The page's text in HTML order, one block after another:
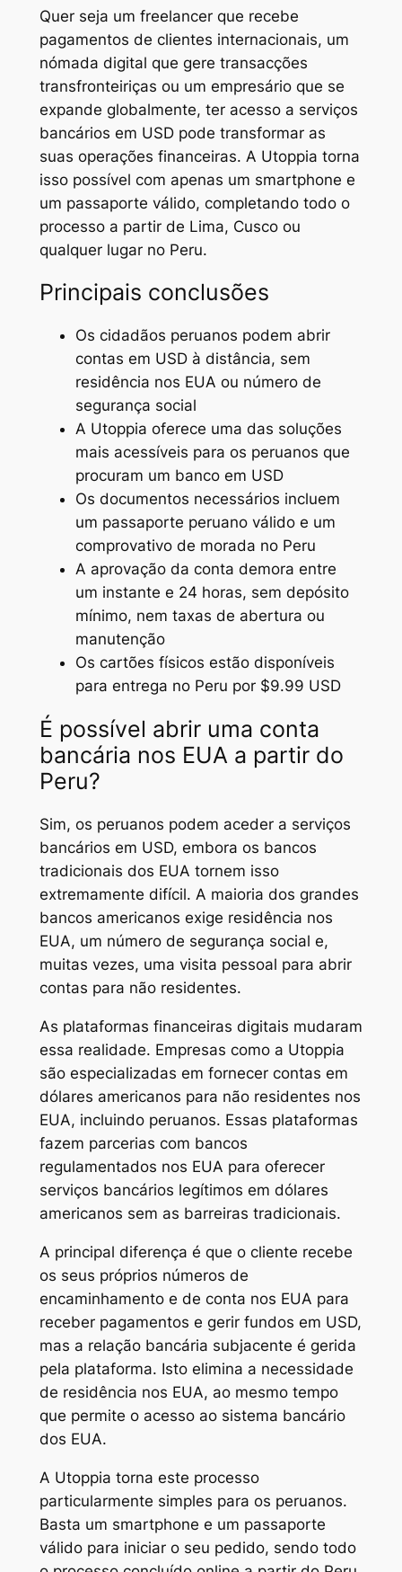
Quer seja um freelancer que recebe
pagamentos de clientes internacionais, um
nómada digital que gere transacções
transfronteiriças ou um empresário que se
expande globalmente, ter acesso a serviços
bancários em USD pode transformar as
suas operações financeiras. A Utoppia torna
isso possível com apenas um smartphone e
um passaporte válido, completando todo o
processo a partir de Lima, Cusco ou
qualquer lugar no Peru.
Principais conclusões
Os cidadãos peruanos podem abrir
contas em USD à distância, sem
residência nos EUA ou número de
segurança social
A Utoppia oferece uma das soluções
mais acessíveis para os peruanos que
procuram um banco em USD
Os documentos necessários incluem
um passaporte peruano válido e um
comprovativo de morada no Peru
A aprovação da conta demora entre
um instante e 24 horas, sem depósito
mínimo, nem taxas de abertura ou
manutenção
Os cartões físicos estão disponíveis
para entrega no Peru por $9.99 USD
É possível abrir uma conta
bancária nos EUA a partir do
Peru?
Sim, os peruanos podem aceder a serviços
bancários em USD, embora os bancos
tradicionais dos EUA tornem isso
extremamente difícil. A maioria dos grandes
bancos americanos exige residência nos
EUA, um número de segurança social e,
muitas vezes, uma visita pessoal para abrir
contas para não residentes.
As plataformas financeiras digitais mudaram
essa realidade. Empresas como a Utoppia
são especializadas em fornecer contas em
dólares americanos para não residentes nos
EUA, incluindo peruanos. Essas plataformas
fazem parcerias com bancos
regulamentados nos EUA para oferecer
serviços bancários legítimos em dólares
americanos sem as barreiras tradicionais.
A principal diferença é que o cliente recebe
os seus próprios números de
encaminhamento e de conta nos EUA para
receber pagamentos e gerir fundos em USD,
mas a relação bancária subjacente é gerida
pela plataforma. Isto elimina a necessidade
de residência nos EUA, ao mesmo tempo
que permite o acesso ao sistema bancário
dos EUA.
A Utoppia torna este processo
particularmente simples para os peruanos.
Basta um smartphone e um passaporte
válido para iniciar o seu pedido, sendo todo